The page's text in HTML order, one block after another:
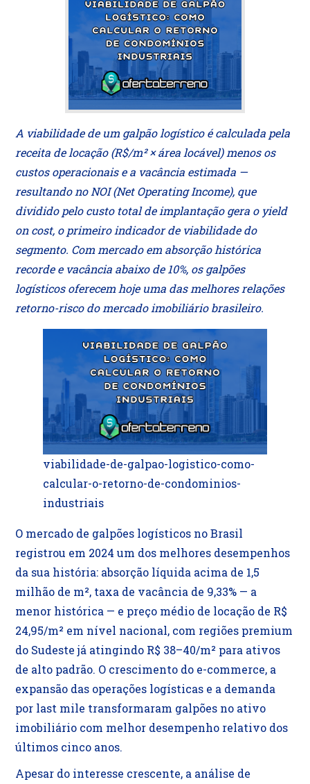
A viabilidade de um galpão logístico é calculada pela
receita de locação (R$/m² × área locável) menos os
custos operacionais e a vacância estimada —
resultando no NOI (Net Operating Income), que
dividido pelo custo total de implantação gera o yield
on cost, o primeiro indicador de viabilidade do
segmento. Com mercado em absorção histórica
recorde e vacância abaixo de 10%, os galpões
logísticos oferecem hoje uma das melhores relações
retorno-risco do mercado imobiliário brasileiro.
viabilidade-de-galpao-logistico-como-
calcular-o-retorno-de-condominios-
industriais
O mercado de galpões logísticos no Brasil
registrou em 2024 um dos melhores desempenhos
da sua história: absorção líquida acima de 1,5
milhão de m², taxa de vacância de 9,33% — a
menor histórica — e preço médio de locação de R$
24,95/m² em nível nacional, com regiões premium
do Sudeste já atingindo R$ 38–40/m² para ativos
de alto padrão. O crescimento do e-commerce, a
expansão das operações logísticas e a demanda
por last mile transformaram galpões no ativo
imobiliário com melhor desempenho relativo dos
últimos cinco anos.
Apesar do interesse crescente, a análise de